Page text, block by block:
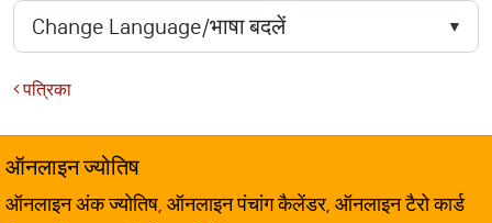
पत्रिका
ऑनलाइन ज्योतिष
ऑनलाइन अंक ज्योतिष, ऑनलाइन पंचांग कैलेंडर, ऑनलाइन टैरो कार्ड